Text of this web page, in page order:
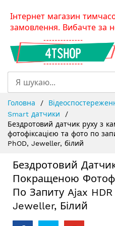
SkipІнтернет магазин
замовлення. Вибачте за
Головна
Smart датчики
Бездротовий датчик руху з
фотофіксацією та фото по
PhOD, Jeweller, білий
Бездротовий
Покращеною
По Запиту Ajax
Jeweller, Білий